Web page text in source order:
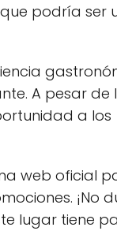
podría ser
A pesar
a los
web oficial
¡No
lugar tiene